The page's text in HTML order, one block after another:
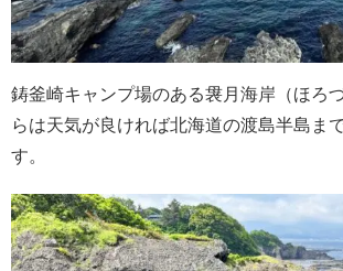
鋳釜崎キャンプ場のある袰月海岸（ほろ
らは天気が良ければ北海道の渡島半島ま
す。